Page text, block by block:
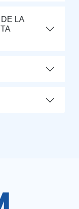
LA